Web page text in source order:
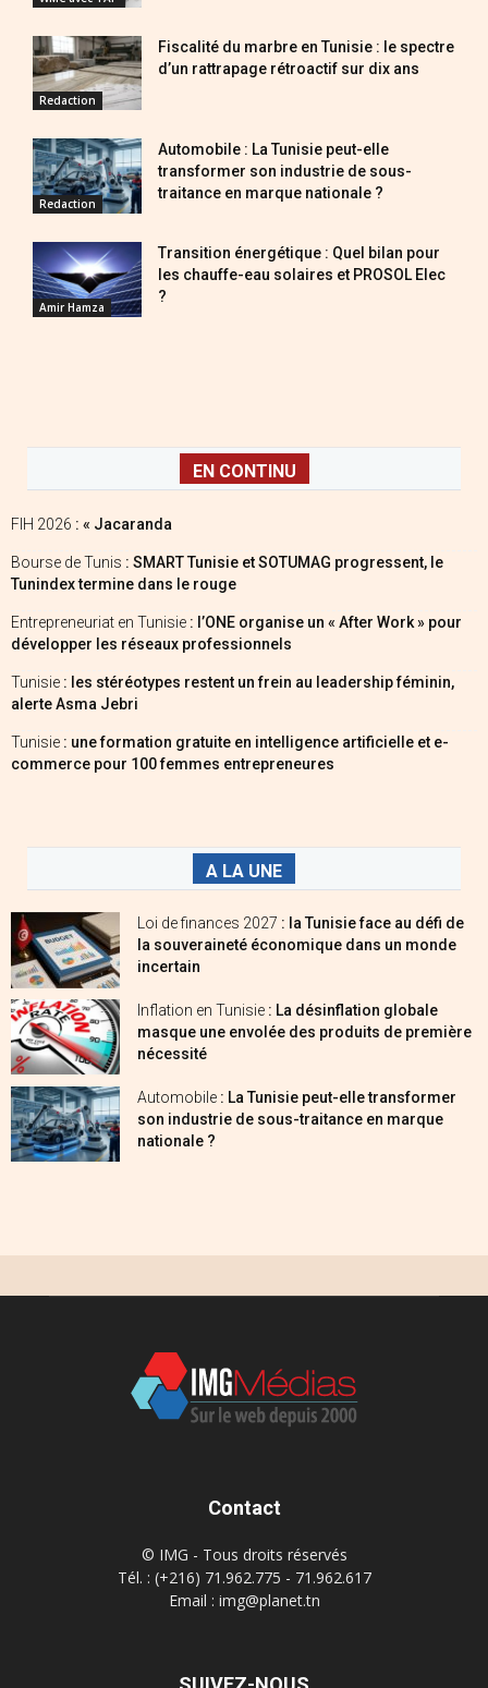
Redaction
Fiscalité du marbre en Tunisie : le spectre
d’un rattrapage rétroactif sur dix ans
Redaction
Automobile : La Tunisie peut-elle
transformer son industrie de sous-
traitance en marque nationale ?
Amir Hamza
Transition énergétique : Quel bilan pour
les chauffe-eau solaires et PROSOL Elec
?
EN CONTINU
FIH 2026 : « Jacaranda
Bourse de Tunis : SMART Tunisie et SOTUMAG progressent, le
Tunindex termine dans le rouge
Entrepreneuriat en Tunisie : l’ONE organise un « After Work » pour
développer les réseaux professionnels
Tunisie : les stéréotypes restent un frein au leadership féminin,
alerte Asma Jebri
Tunisie : une formation gratuite en intelligence artificielle et e-
commerce pour 100 femmes entrepreneures
A LA UNE
Loi de finances 2027 : la Tunisie face au défi de
la souveraineté économique dans un monde
incertain
Inflation en Tunisie : La désinflation globale
masque une envolée des produits de première
nécessité
Automobile : La Tunisie peut-elle transformer
son industrie de sous-traitance en marque
nationale ?
Contact
© IMG - Tous droits réservés
Tél. : (+216) 71.962.775 - 71.962.617
Email : img@planet.tn